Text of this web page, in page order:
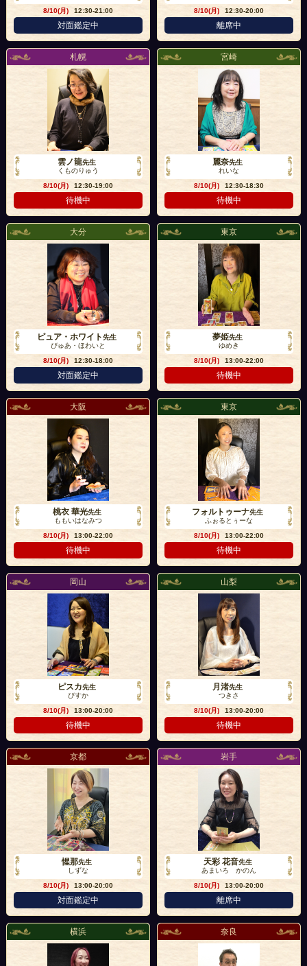
8/10(月)
12:30-21:00
対面鑑定中
8/10(月)
12:30-20:00
離席中
札幌
雲ノ龍先生
くものりゅう
8/10(月)
12:30-19:00
待機中
宮崎
麗奈先生
れいな
8/10(月)
12:30-18:30
待機中
大分
ピュア・ホワイト先生
ぴゅあ・ほわいと
8/10(月)
12:30-18:00
対面鑑定中
東京
夢姫先生
ゆめき
8/10(月)
13:00-22:00
待機中
大阪
桃衣 華光先生
ももいはなみつ
8/10(月)
13:00-22:00
待機中
東京
フォルトゥーナ先生
ふぉるとぅーな
8/10(月)
13:00-22:00
待機中
岡山
ピスカ先生
ぴすか
8/10(月)
13:00-20:00
待機中
山梨
月渚先生
つきさ
8/10(月)
13:00-20:00
待機中
京都
惺那先生
しずな
8/10(月)
13:00-20:00
対面鑑定中
岩手
天彩 花音先生
あまいろ かのん
8/10(月)
13:00-20:00
離席中
横浜 奈良